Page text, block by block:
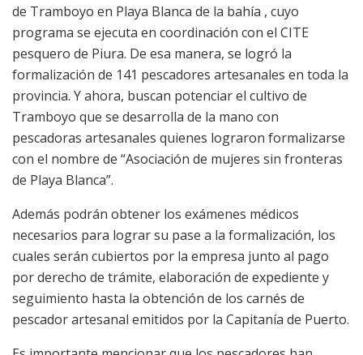
de Tramboyo en Playa Blanca de la bahía , cuyo
programa se ejecuta en coordinación con el CITE
pesquero de Piura. De esa manera, se logró la
formalización de 141 pescadores artesanales en toda la
provincia. Y ahora, buscan potenciar el cultivo de
Tramboyo que se desarrolla de la mano con
pescadoras artesanales quienes lograron formalizarse
con el nombre de “Asociación de mujeres sin fronteras
de Playa Blanca”.
Además podrán obtener los exámenes médicos
necesarios para lograr su pase a la formalización, los
cuales serán cubiertos por la empresa junto al pago
por derecho de trámite, elaboración de expediente y
seguimiento hasta la obtención de los carnés de
pescador artesanal emitidos por la Capitanía de Puerto.